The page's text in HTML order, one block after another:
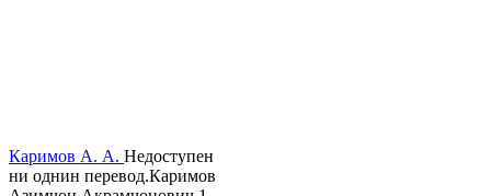
Каримов А. А. Недоступен
ни однин перевод.Каримов